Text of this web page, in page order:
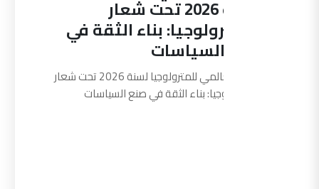
لسنة 2026 تحت شعار
“المترولوجيا: بناء الثقة في
صنع السياسات
اليوم العالمي للمترولوجيا لسنة 2026 تحت شعار
"المترولوجيا: بناء الثقة في صنع السياسات